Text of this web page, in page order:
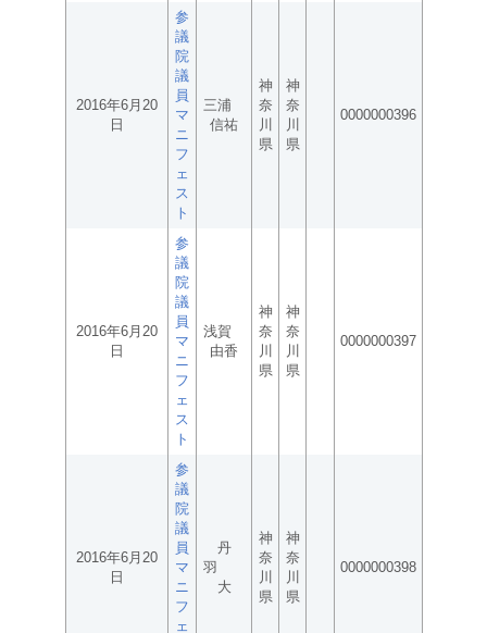
2016年6月20
日
参
議
院
議
員
マ
ニ
フ
ェ
ス
ト
三浦
信祐
神
奈
川
県
神
奈
川
県
0000000396
2016年6月20
日
参
議
院
議
員
マ
ニ
フ
ェ
ス
ト
浅賀
由香
神
奈
川
県
神
奈
川
県
0000000397
2016年6月20
日
参
議
院
議
員
マ
ニ
フ
ェ
丹
羽
大
神
奈
川
県
神
奈
川
県
0000000398